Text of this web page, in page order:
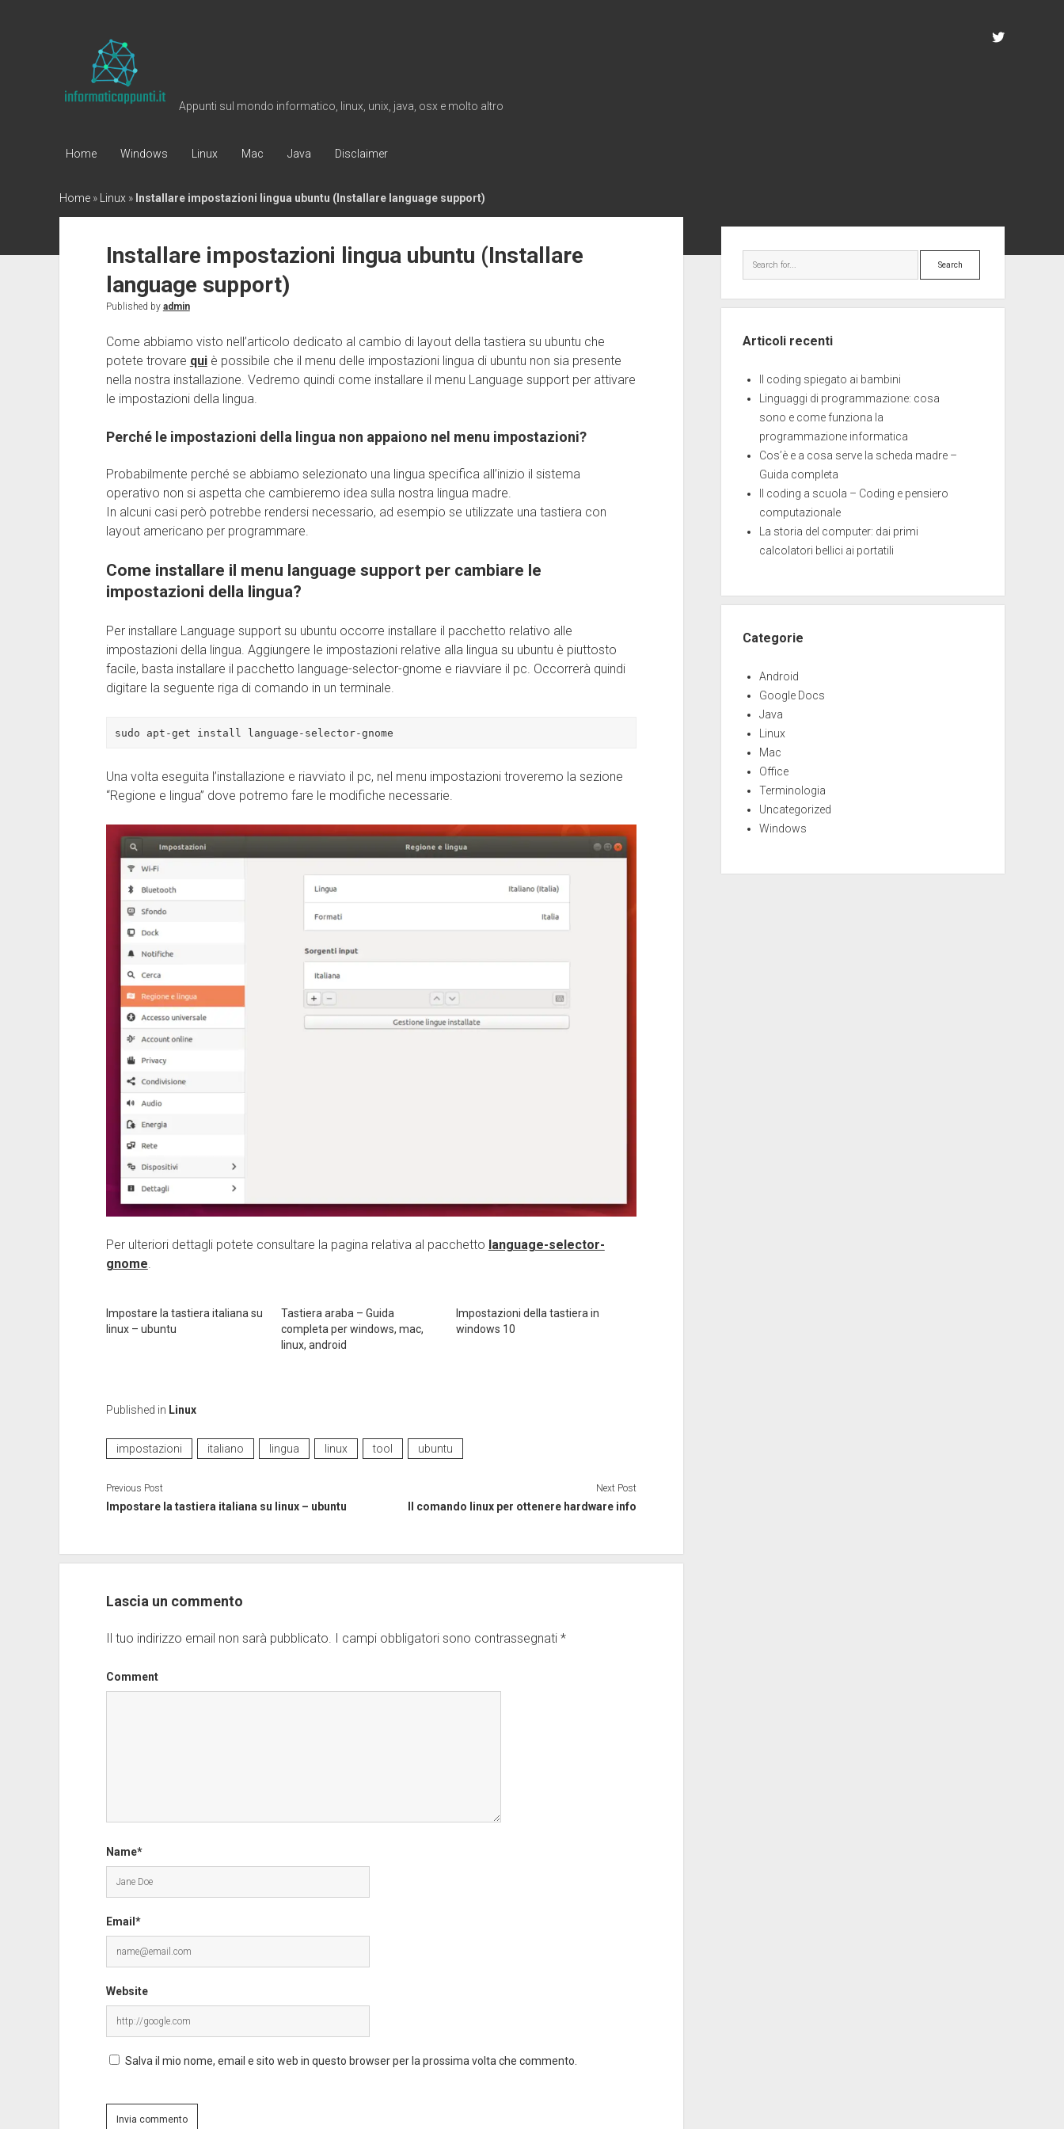
Informaticappunti
Appunti sul mondo informatico, linux, unix, java, osx e molto altro
twitter
Home Windows Linux Mac Java Disclaimer
Home» Linux » Installare impostazioni lingua ubuntu (Installare language support)
Installare impostazioni lingua ubuntu (Installare
language support)
Published by admin
Come abbiamo visto nell’articolo dedicato al cambio di layout della tastiera su ubuntu che
potete trovare quiè possibile che il menu delle impostazioni lingua di ubuntu non sia presente
nella nostra installazione. Vedremo quindi come installare il menu Language support per attivare
le impostazioni della lingua.
Perché le impostazioni della lingua non appaiono nel menu impostazioni?
Probabilmente perché se abbiamo selezionato una lingua specifica all’inizio il sistema
operativo non si aspetta che cambieremo idea sulla nostra lingua madre.
In alcuni casi però potrebbe rendersi necessario, ad esempio se utilizzate una tastiera con
layout americano per programmare.
Come installare il menu language support per cambiare le
impostazioni della lingua?
Per installare Language support su ubuntu occorre installare il pacchetto relativo alle
impostazioni della lingua. Aggiungere le impostazioni relative alla lingua su ubuntu è piuttosto
facile, basta installare il pacchetto language-selector-gnome e riavviare il pc. Occorrerà quindi
digitare la seguente riga di comando in un terminale.
sudo apt-get install language-selector-gnome
Una volta eseguita l’installazione e riavviato il pc, nel menu impostazioni troveremo la sezione
“Regione e lingua” dove potremo fare le modifiche necessarie.
Per ulteriori dettagli potete consultare la pagina relativa al pacchetto language-selector-
gnome.
Impostare la tastiera italiana su
linux – ubuntu
Tastiera araba – Guida
completa per windows, mac,
linux, android
Impostazioni della tastiera in
windows 10
Published in Linux
impostazioni italiano lingua linux tool ubuntu
Previous Post
Impostare la tastiera italiana su linux – ubuntu
Next Post
Il comando linux per ottenere hardware info
Lascia un commento
Il tuo indirizzo email non sarà pubblicato. I campi obbligatori sono contrassegnati *
Comment
Name*
Email*
Website
Salva il mio nome, email e sito web in questo browser per la prossima volta che commento.
Search
Articoli recenti
Il coding spiegato ai bambini
Linguaggi di programmazione: cosa
sono e come funziona la
programmazione informatica
Cos’è e a cosa serve la scheda madre –
Guida completa
Il coding a scuola – Coding e pensiero
computazionale
La storia del computer: dai primi
calcolatori bellici ai portatili
Categorie
Android
Google Docs
Java
Linux
Mac
Office
Terminologia
Uncategorized
Windows